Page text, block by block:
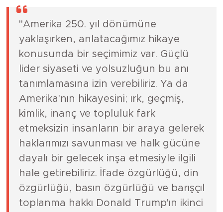
"Amerika 250. yıl dönümüne
yaklaşırken, anlatacağımız hikaye
konusunda bir seçimimiz var. Güçlü
lider siyaseti ve yolsuzluğun bu anı
tanımlamasına izin verebiliriz. Ya da
Amerika'nın hikayesini; ırk, geçmiş,
kimlik, inanç ve topluluk fark
etmeksizin insanların bir araya gelerek
haklarımızı savunması ve halk gücüne
dayalı bir gelecek inşa etmesiyle ilgili
hale getirebiliriz. İfade özgürlüğü, din
özgürlüğü, basın özgürlüğü ve barışçıl
toplanma hakkı Donald Trump'ın ikinci